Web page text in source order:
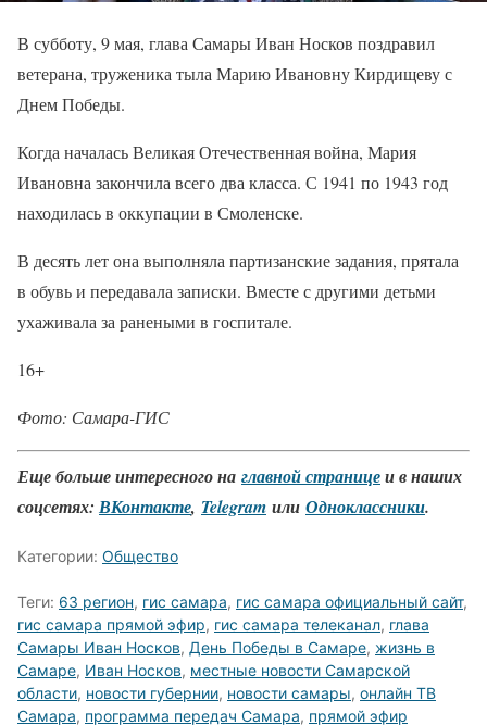
В субботу, 9 мая, глава Самары Иван Носков поздравил
ветерана, труженика тыла Марию Ивановну Кирдищеву с
Днем Победы.
Когда началась Великая Отечественная война, Мария
Ивановна закончила всего два класса. С 1941 по 1943 год
находилась в оккупации в Смоленске.
В десять лет она выполняла партизанские задания, прятала
в обувь и передавала записки. Вместе с другими детьми
ухаживала за ранеными в госпитале.
16+
Фото: Самара-ГИС
Еще больше интересного на главной страницеи в наших
соцсетях: ВКонтакте, Telegram или Одноклассники.
Категории: Общество
Теги: 63 регион, гис самара, гис самара официальный сайт,
гис самара прямой эфир, гис самара телеканал, глава
Самары Иван Носков, День Победы в Самаре, жизнь в
Самаре, Иван Носков, местные новости Самарской
области, новости губернии, новости самары, онлайн ТВ
Самара, программа передач Самара, прямой эфир